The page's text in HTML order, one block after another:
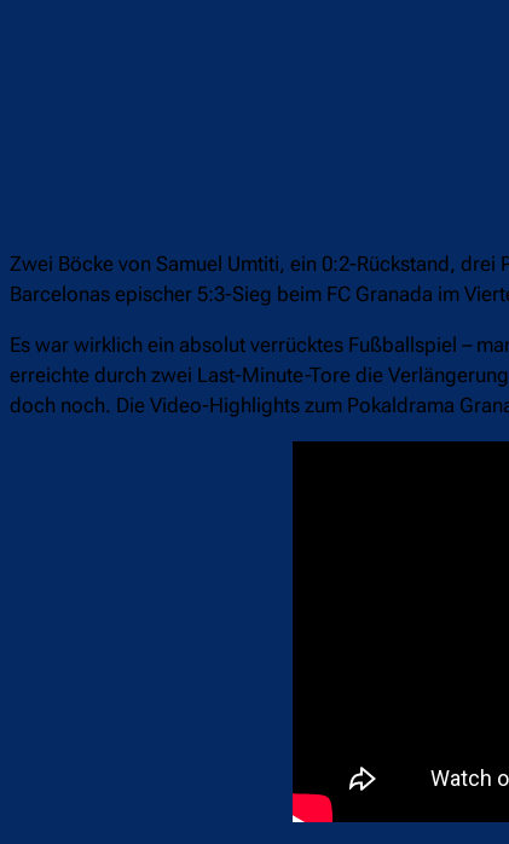
Zwei Böcke von Samuel Umtiti, ein 0:2-Rückstand,
Barcelonas epischer 5:3-Sieg beim FC Granada im
Es war wirklich ein absolut verrücktes Fußballspiel –
erreichte durch zwei Last-Minute-Tore die
doch noch. Die Video-Highlights zum Pokaldrama